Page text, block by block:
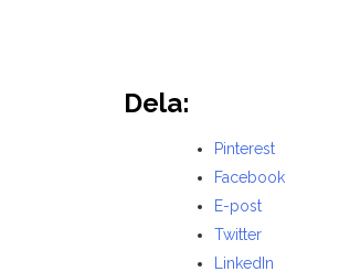
Dela:
Pinterest
Facebook
E-post
Twitter
LinkedIn